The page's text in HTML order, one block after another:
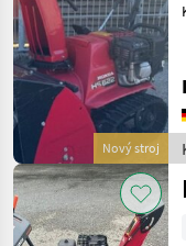
Pronar
Zobrazit
všech
MODEL
Nový stroj